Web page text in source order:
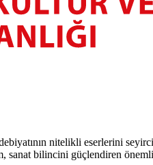
nitelikli eserlerini
bilincini güçlendiren önemli